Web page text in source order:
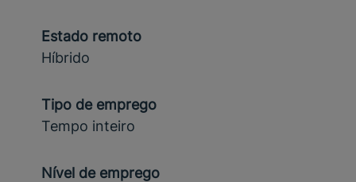
Estado remoto
Híbrido
Tipo de emprego
Tempo inteiro
Nível de emprego